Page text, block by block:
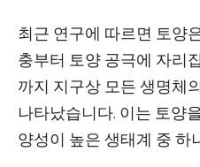
최근 연구에 따르면 토양
충부터 토양 공극에 자리
까지 지구상 모든 생명체
나타났습니다. 이는 토양
양성이 높은 생태계 중 하